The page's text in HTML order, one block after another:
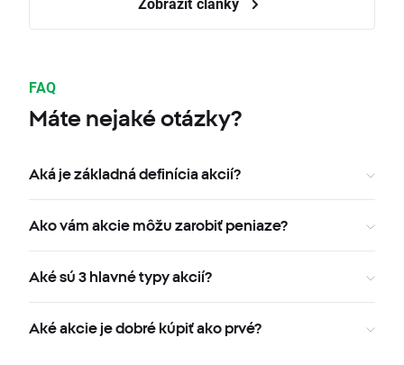
FAQ
Máte nejaké otázky?
Aká je základná definícia akcií?
Ako vám akcie môžu zarobiť peniaze?
Aké sú 3 hlavné typy akcií?
Aké akcie je dobré kúpiť ako prvé?